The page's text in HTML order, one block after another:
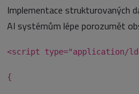
Implementace strukturovaných
AI systémům lépe porozumět
<script type="application/
{